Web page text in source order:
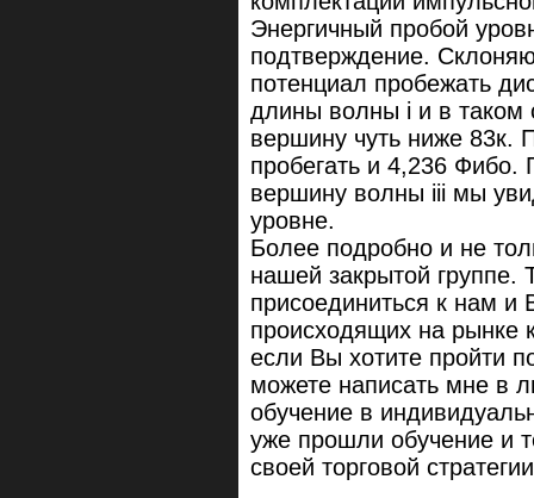
Энергичный пробой
подтверждение.
потенциал пробежать
длины волны i и в таком
вершину чуть ниже 83к.
пробегать и 4,236 Фибо.
вершину волны iii мы
уровне.
Более подробно и не
нашей закрытой группе.
присоединиться к нам и
происходящих на рынке
если Вы хотите пройти
можете написать мне в
обучение в
уже прошли обучение и
своей торговой